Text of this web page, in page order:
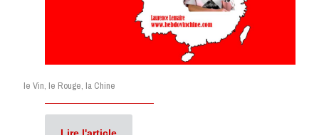
le Vin, le Rouge, la Chine